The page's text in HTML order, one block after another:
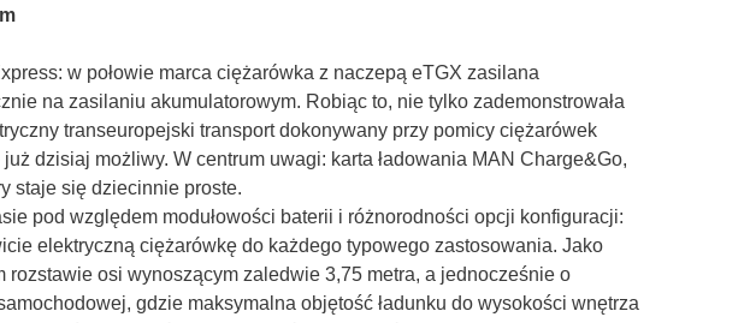
w połowie marca ciężarówka z naczepą eTGX zasilana
na zasilaniu akumulatorowym. Robiąc to, nie tylko zademonstrowała
transeuropejski transport dokonywany przy pomicy ciężarówek
dzisiaj możliwy. W centrum uwagi: karta ładowania MAN Charge&Go,
staje się dziecinnie proste.
pod względem modułowości baterii i różnorodności opcji konfiguracji:
elektryczną ciężarówkę do każdego typowego zastosowania. Jako
osi wynoszącym zaledwie 3,75 metra, a jednocześnie o
gdzie maksymalna objętość ładunku do wysokości wnętrza